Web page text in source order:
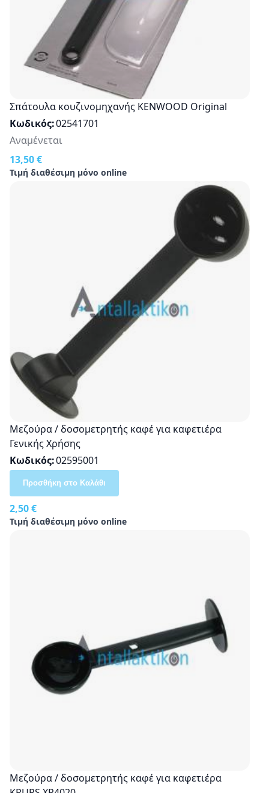
Σπάτουλα κουζινομηχανής KENWOOD Original
Κωδικός 02541701
13,50 €
Τιμή διαθέσιμη μόνο online
Αναμένεται
Μεζούρα / δοσομετρητής καφέ για καφετιέρα
Γενικής Χρήσης
Κωδικός 02595001
2,50 €
Τιμή διαθέσιμη μόνο online
Προσθήκη στο Καλάθι
Μεζούρα / δοσομετρητής καφέ για καφετιέρα